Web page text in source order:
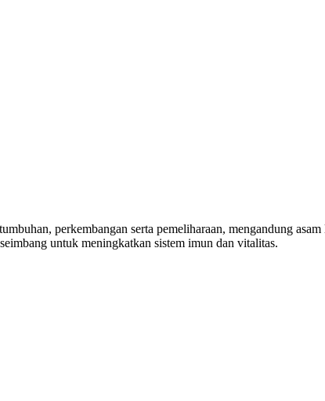
perkembangan serta pemeliharaan, mengandung
untuk meningkatkan sistem imun dan vitalitas.